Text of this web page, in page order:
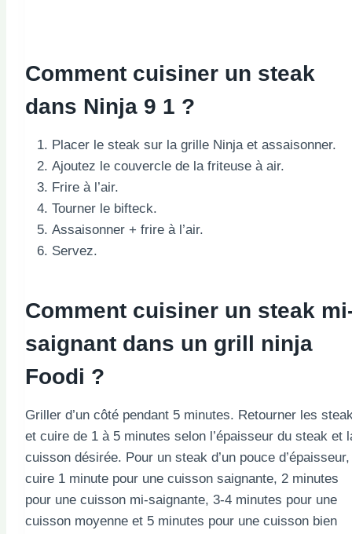
Comment cuisiner un steak
dans Ninja 9 1 ?
Placer le steak sur la grille Ninja et assaisonner.
Ajoutez le couvercle de la friteuse à air.
Frire à l’air.
Tourner le bifteck.
Assaisonner + frire à l’air.
Servez.
Comment cuisiner un steak
saignant dans un grill ninja
Foodi ?
Griller d’un côté pendant 5 minutes. Retourner les
et cuire de 1 à 5 minutes selon l’épaisseur du steak et
cuisson désirée. Pour un steak d’un pouce d’épaisseur,
cuire 1 minute pour une cuisson saignante, 2 minutes
pour une cuisson mi-saignante, 3-4 minutes pour une
cuisson moyenne et 5 minutes pour une cuisson bien